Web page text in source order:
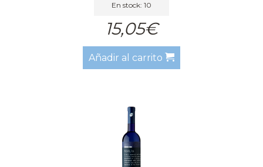
En stock: 10
15,05€
Añadir al carrito